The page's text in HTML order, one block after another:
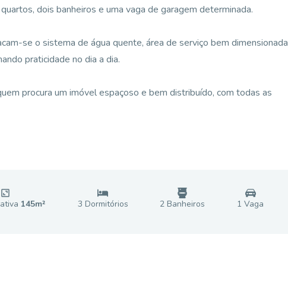
dois banheiros e uma vaga de garagem determinada.
se o sistema de água quente, área de serviço bem dimensionada
praticidade no dia a dia.
procura um imóvel espaçoso e bem distribuído, com todas as
145m² 3 Dormitórios 2 Banheiros 1 Vaga